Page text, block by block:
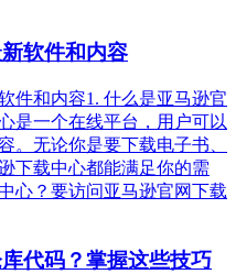
软件和内容
件和内容1. 什么是亚马逊官
是一个在线平台，用户可以
。无论你是要下载电子书、
下载中心都能满足你的需
心？要访问亚马逊官网下载
代码？掌握这些技巧